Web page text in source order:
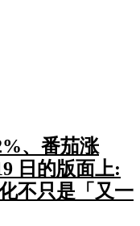
、番茄涨
日的版面上:
不只是「又一